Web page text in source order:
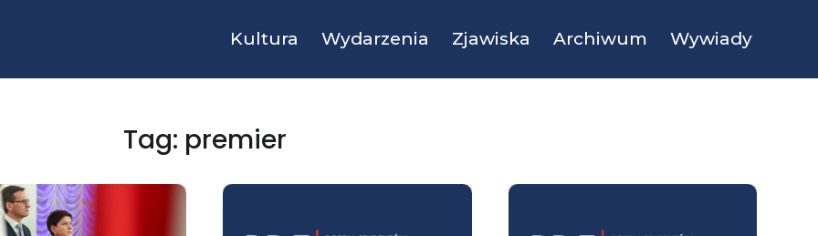
Kultura Wydarzenia Zjawiska Archiwum Wywiady
Tag: premier